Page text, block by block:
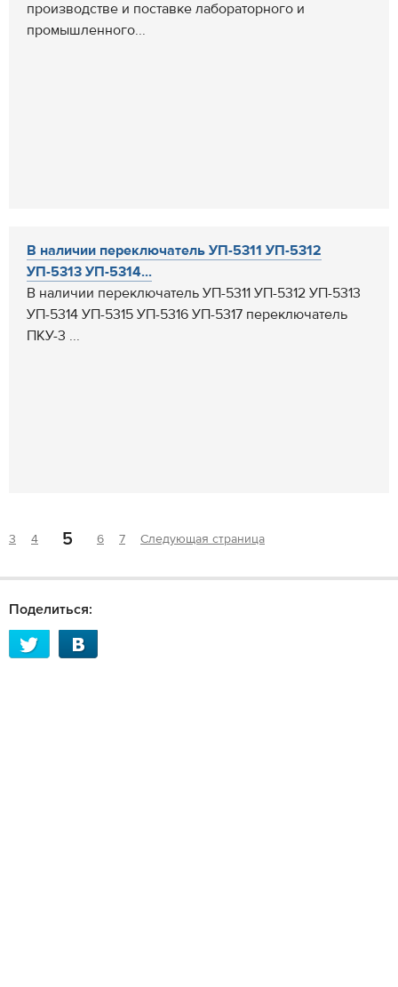
производстве и поставке лабораторного и
промышленного...
В наличии переключатель УП-5311 УП-5312
УП-5313 УП-5314...
В наличии переключатель УП-5311 УП-5312 УП-5313
УП-5314 УП-5315 УП-5316 УП-5317 переключатель
ПКУ-3 ...
3 4 5 6 7 Следующая страница
Поделиться: